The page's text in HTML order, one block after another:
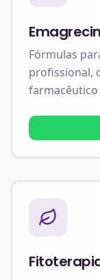
Fórmulas
profissional,